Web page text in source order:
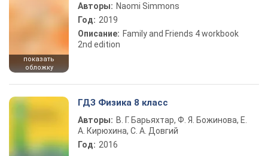
показать
обложку
Авторы: Naomi Simmons
Год: 2019
Описание: Family and Friends 4 workbook
2nd edition
ГДЗ Физика 8 класс
Авторы: В. Г. Барьяхтар, Ф. Я. Божинова, Е.
А. Кирюхина, С. А. Довгий
Год: 2016